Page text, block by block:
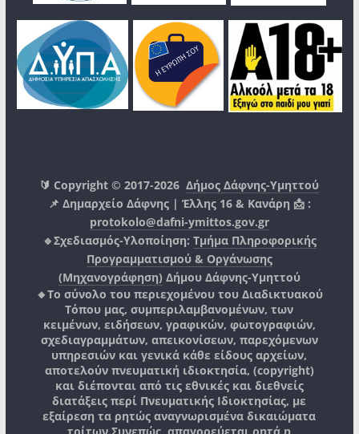
🔰 Copyright © 2017-2026Δήμος Δάφνης-Υμηττού
📌 Δημαρχείο Δάφνης | Έλλης 16 & Κανάρη 📩 :
protokolo@dafni-ymittos.gov.gr
🔹Σχεδιασμός-Υλοποίηση: Τμήμα Πληροφορικής
Προγραμματισμού & Οργάνωσης
(Μηχανογράφηση) Δήμου Δάφνης-Υμηττού
🔸Το σύνολο του περιεχομένου του Διαδικτυακού
Τόπου μας, συμπεριλαμβανομένων, των
κειμένων, ειδήσεων, γραφικών, φωτογραφιών,
σχεδιαγραμμάτων, απεικονίσεων, παρεχόμενων
υπηρεσιών και γενικά κάθε είδους αρχείων,
αποτελούν πνευματική ιδιοκτησία, (copyright)
και διέπονται από τις εθνικές και διεθνείς
διατάξεις περί Πνευματικής Ιδιοκτησίας, με
εξαίρεση τα ρητώς αναγνωρισμένα δικαιώματα